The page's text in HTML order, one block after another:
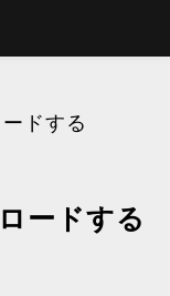
ドする
ードする